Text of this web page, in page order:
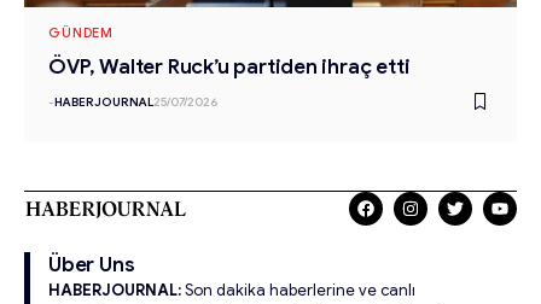
GÜNDEM
ÖVP, Walter Ruck’u partiden ihraç etti
-HABERJOURNAL25/07/2026
Über Uns
HABERJOURNAL:Son dakika haberlerine ve canlı